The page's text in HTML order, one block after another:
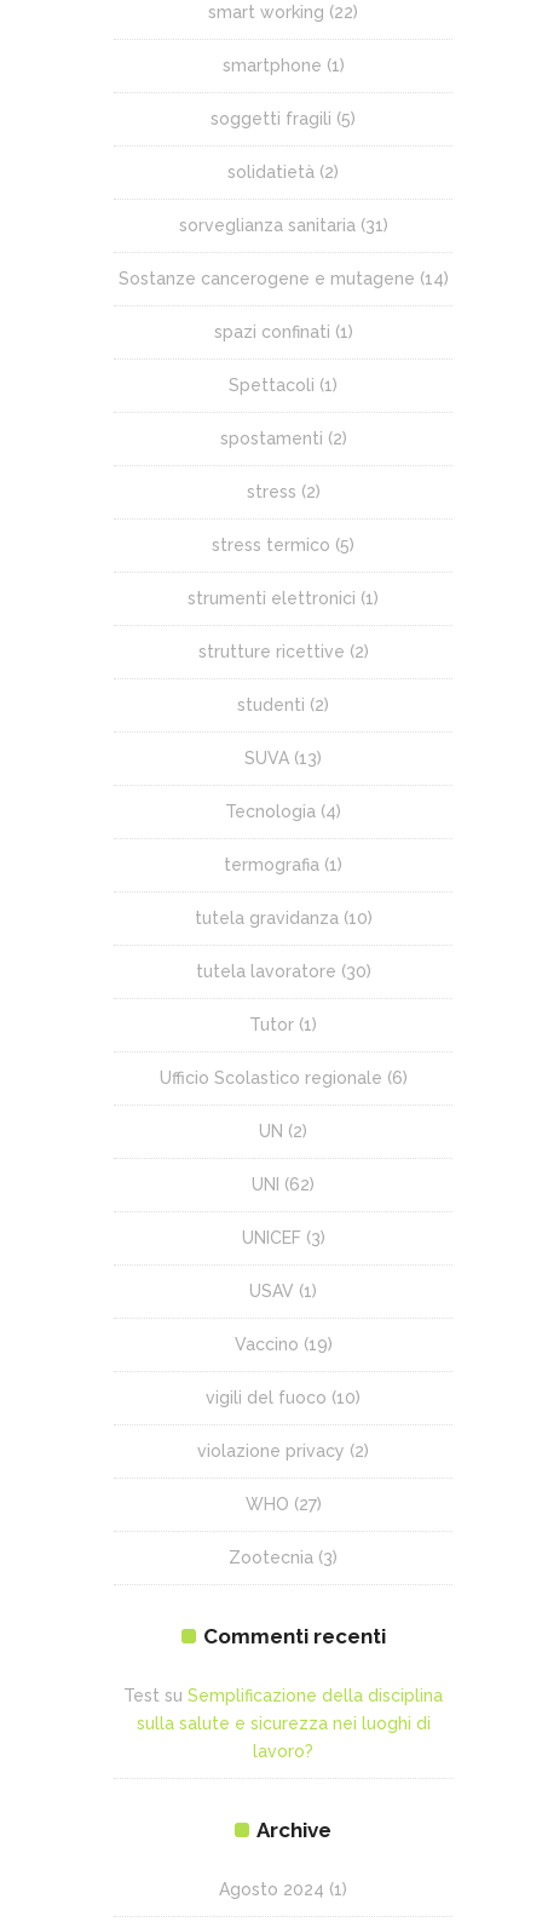
smart working (22)
smartphone (1)
soggetti fragili (5)
solidatietà (2)
sorveglianza sanitaria (31)
Sostanze cancerogene e mutagene (14)
spazi confinati (1)
Spettacoli (1)
spostamenti (2)
stress (2)
stress termico (5)
strumenti elettronici (1)
strutture ricettive (2)
studenti (2)
SUVA (13)
Tecnologia (4)
termografia (1)
tutela gravidanza (10)
tutela lavoratore (30)
Tutor (1)
Ufficio Scolastico regionale (6)
UN (2)
UNI (62)
UNICEF(3)
USAV (1)
Vaccino (19)
vigili del fuoco (10)
violazione privacy (2)
WHO (27)
Zootecnia (3)
Commenti recenti
Test su Semplificazione della disciplina
sulla salute e sicurezza nei luoghi di
lavoro?
Archive
Agosto 2024 (1)